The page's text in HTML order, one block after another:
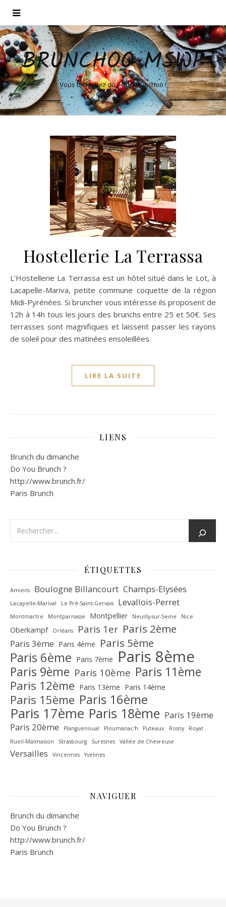
BRUNCHOO MSWP
Vous brunchez où ? Sur Brunchoo !
Hostellerie La Terrassa
L’Hostellerie La Terrassa est un hôtel situé dans le Lot, à
Lacapelle-Mariva, petite commune coquette de la région
Midi-Pyrénées. Si bruncher vous intéresse ils proposent de
12h à 14h tous les jours des brunchs entre 25 et 50€. Ses
terrasses sont magnifiques et laissent passer les rayons
de soleil pour des matinées ensoleillées.
LIRE LA SUITE
LIENS
Brunch du dimanche
Do You Brunch ?
http://www.brunch.fr/
Paris Brunch
ÉTIQUETTES
Amiens Boulogne Billancourt Champs-Elysées
Lacapelle-Marival Le Pré-Saint-Gervais Levallois-Perret
Montmartre Montparnasse Montpellier Neuilly-sur-Seine Nice
Oberkampf Orléans Paris 1er Paris 2ème
Paris 3ème Paris 4ème Paris 5ème
Paris 6ème Paris 7ème Paris 8ème
Paris 9ème Paris 10ème Paris 11ème
Paris 12ème Paris 13ème Paris 14ème
Paris 15ème Paris 16ème
Paris 17ème Paris 18ème Paris 19ème
Paris 20ème
Planguenoual Ploumanac'h Puteaux Rosny
Royat
Rueil-Malmaison
Strasbourg Suresnes Vallée de Chevreuse‎
Versailles Vincennes Yvelines
NAVIGUER
Brunch du dimanche
Do You Brunch ?
http://www.brunch.fr/
Paris Brunch